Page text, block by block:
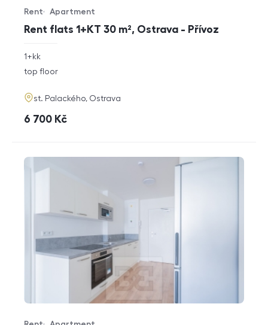
Rent flats 1+KT 30 m², Ostrava - Přívoz
Offer type
Rent
Property type
Apartment
rozměry
disposition
1+kk
funkce
top floor
adresa
st. Palackého, Ostrava
cena
6 700 Kč